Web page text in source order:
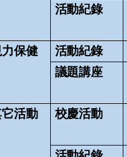
活動紀錄
保健
活動紀錄
議題講座
活動
校慶活動